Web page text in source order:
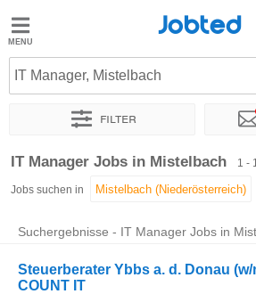
Jobted
Jobs
Jobted
IT Manager, Mistelbach
Filter
Sortieren nach Genauer Standort
IT Manager Jobs in Mistelbach 1 -
Jobs suchen in
Suchergebnisse - IT Manager Jobs in
Steuerberater Ybbs a. d. Donau (w/
COUNT IT